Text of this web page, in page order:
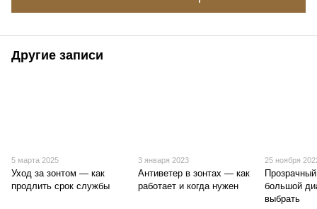
Другие записи
5 марта 2025
Уход за зонтом — как
продлить срок службы
3 января 2023
Антиветер в зонтах — как
работает и когда нужен
25 ноября
большой
выбрать